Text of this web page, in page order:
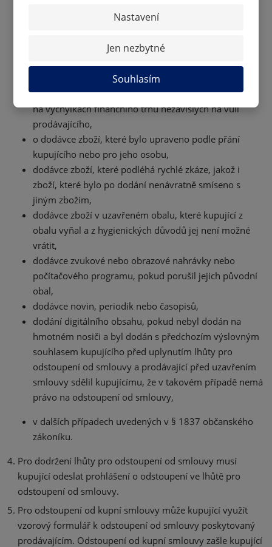
Nastavení
Jen nezbytné
Souhlasím
o dodávce zboží nebo služby, jejichž cena závisí na
prodávajícího a k němuž může dojít během lhůty pro
odstoupení od smlouvy,
o dodání alkoholických nápojů, které mohou být
dodány až po uplynutí třiceti dnů a jejichž cena závisí
na výchylkách finančního trhu nezávislých na vůli
prodávajícího,
o dodávce zboží, které bylo upraveno podle přání
kupujícího nebo pro jeho osobu,
dodávce zboží, které podléhá rychlé zkáze, jakož i
zboží, které bylo po dodání nenávratně smíseno s
jiným zbožím,
dodávce zboží v uzavřeném obalu, které kupující z
obalu vyňal a z hygienických důvodů jej není možné
vrátit,
dodávce zvukové nebo obrazové nahrávky nebo
počítačového programu, pokud porušil jejich původní
obal,
dodávce novin, periodik nebo časopisů,
dodání digitálního obsahu, pokud nebyl dodán na
hmotném nosiči a byl dodán s předchozím výslovným
souhlasem kupujícího před uplynutím lhůty pro
odstoupení od smlouvy a prodávající před uzavřením
smlouvy sdělil kupujícímu, že v takovém případě nemá
právo na odstoupení od smlouvy,
v dalších případech uvedených v § 1837 občanského
zákoníku.
Pro dodržení lhůty pro odstoupení od smlouvy musí
kupující odeslat prohlášení o odstoupení ve lhůtě pro
odstoupení od smlouvy.
Pro odstoupení od kupní smlouvy může kupující využít
vzorový formulář k odstoupení od smlouvy poskytovaný
prodávajícím. Odstoupení od kupní smlouvy zašle kupující